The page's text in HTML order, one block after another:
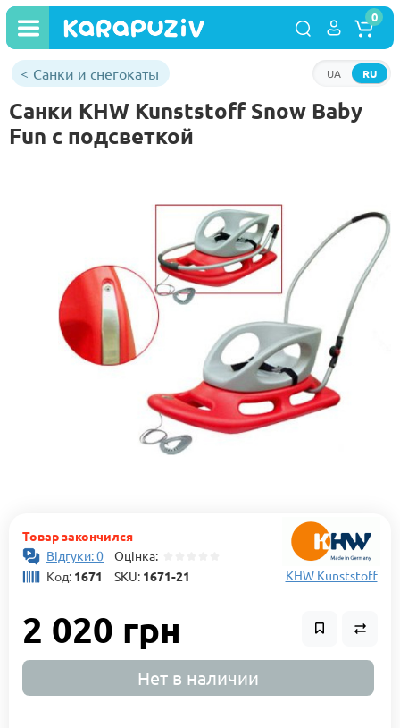
RU
UA
0
Санки и снегокаты
Санки KHW Kunststoff Snow Baby
Fun с подсветкой
Товар закончился
Відгуки: 0 Оцінка:
Код: 1671 SKU: 1671-21 KHW Kunststoff
2 020 грн
Нет в наличии